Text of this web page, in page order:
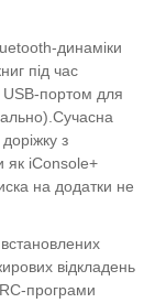
динаміки
під час
USB-портом для
з
як iConsole+
на додатки не
відкладень
програми